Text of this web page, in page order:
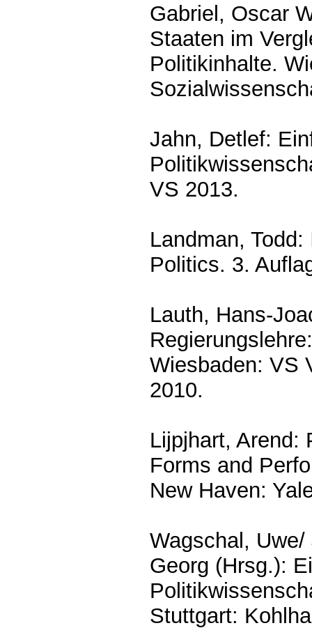
Gabriel, Oscar
Staaten im
Politikinhalte.
Jahn, Detlef:
VS 2013.
Landman,
Politics. 3.
Lauth, Hans-
Wiesbaden: VS
2010.
Lijpjhart, Arend:
Forms and
New Haven:
Wagschal,
Georg (Hrsg.):
Stuttgart: